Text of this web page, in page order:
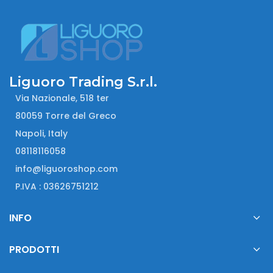
Liguoro Trading S.r.l.
Via Nazionale, 518 ter
80059 Torre del Greco
Napoli, Italy
08118116058
info@liguoroshop.com
P.IVA : 03626751212
INFO
PRODOTTI